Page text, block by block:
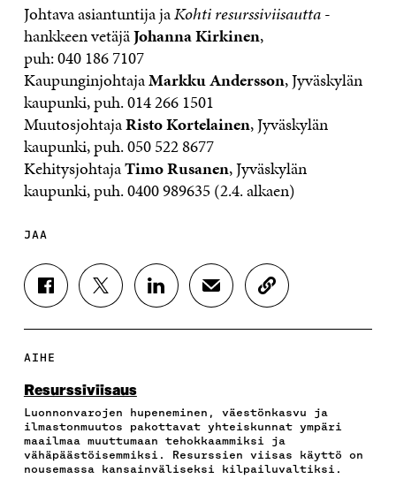
Johtava asiantuntija jaKohti resurssiviisautta-
hankkeen vetäjäJohanna Kirkinen,
puh: 040 186 7107
KaupunginjohtajaMarkku Andersson, Jyväskylän
kaupunki, puh. 014 266 1501
MuutosjohtajaRisto Kortelainen, Jyväskylän
kaupunki, puh. 050 522 8677
KehitysjohtajaTimo Rusanen, Jyväskylän
kaupunki, puh. 0400 989635 (2.4. alkaen)
JAA
J
A
A
E
O
O
K
I
J
A
T
E
R
I
S
J
A
D
I
N
I
J
A
P
O
S
T
K
O
T
I
K
K
AIHE
Resurssiviisaus
Luonnonvarojen hupeneminen, väestönkasvu ja
ilmastonmuutos pakottavat yhteiskunnat ympäri
maailmaa muuttumaan tehokkaammiksi ja
vähäpäästöisemmiksi. Resurssien viisas käyttö on
nousemassa kansainväliseksi kilpailuvaltiksi.